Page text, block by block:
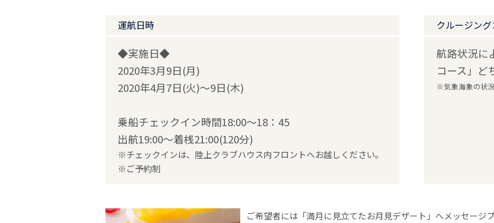
運航日時
◆実施日◆
2020年3月9日(月)
2020年4月7日(火)～9日(木)
乗船チェックイン時間18:00～18：45
出航19:00～着桟21:00(120分)
※チェックインは、陸上クラブハウス内フロントへお越しください。
※ご予約制
クルージング
航路状況に
コース」ど
※気象海象の状
ご希望者には「満月に見立てたお月見デザート」へメッセージ